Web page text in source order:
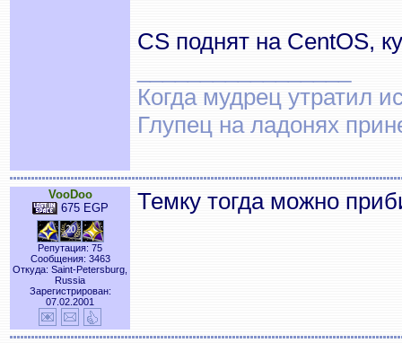
CS поднят на CentOS,
Когда мудрец утратил
Глупец на ладонях
VooDoo
675 EGP
Репутация: 75
Сообщения: 3463
Откуда: Saint-Petersburg,
Russia
Зарегистрирован:
07.02.2001
Темку тогда можно